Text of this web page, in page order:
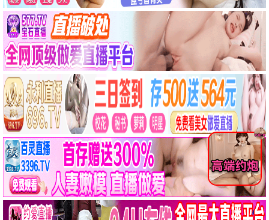
阿甘正传
励志
这个杀手不太冷
动作
教父 泰坦尼克号